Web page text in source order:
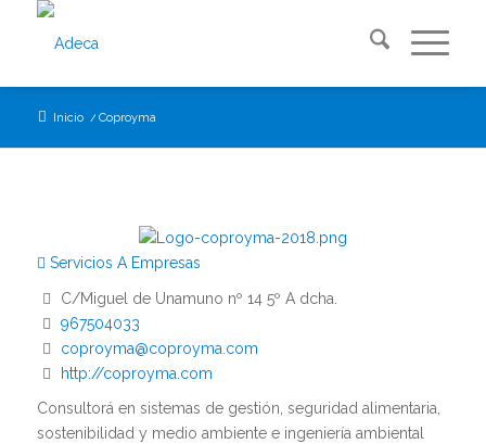
Inicio / Coproyma
Servicios A Empresas
C/Miguel de Unamuno nº 14 5º A dcha.
967504033
coproyma@coproyma.com
http://coproyma.com
Consultorá en sistemas de gestión, seguridad alimentaria,
sostenibilidad y medio ambiente e ingeniería ambiental